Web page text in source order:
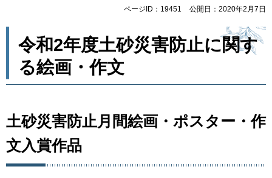
ページID：19451 公開日：2020年2月7日
令和2年度土砂災害防止に関す
る絵画・作文
土砂災害防止月間絵画・ポスター・作
文入賞作品